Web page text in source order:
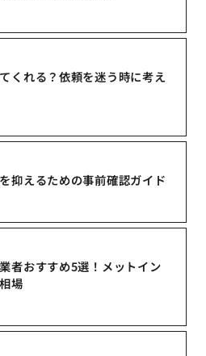
くれる？依頼を迷う時に考え
抑えるための事前確認ガイド
者おすすめ5選！メットイン
場